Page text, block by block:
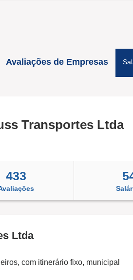
Avaliações de Empresas
Transportes Ltda
433
Ltda
com itinerário fixo, municipal